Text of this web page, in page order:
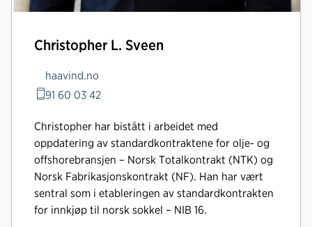
Christopher L. Sveen
haavind.no
91 60 03 42
Christopher har bistått i arbeidet med
oppdatering av standardkontraktene for olje- og
offshorebransjen – Norsk Totalkontrakt (NTK) og
Norsk Fabrikasjonskontrakt (NF). Han har vært
sentral som i etableringen av standardkontrakten
for innkjøp til norsk sokkel – NIB 16.